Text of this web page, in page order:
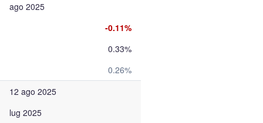
ago 2025
-0.11%
0.33%
0.26%
12 ago 2025
lug 2025